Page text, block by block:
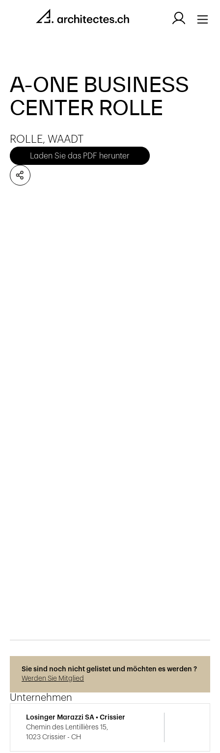
A-ONE BUSINESS
CENTER ROLLE
ROLLE, WAADT
Laden Sie das PDF herunter
Sie sind noch nicht gelistet und möchten es werden ?
Werden Sie Mitglied
Unternehmen
Losinger Marazzi SA • Crissier
Chemin des Lentillières 15,
1023 Crissier - CH